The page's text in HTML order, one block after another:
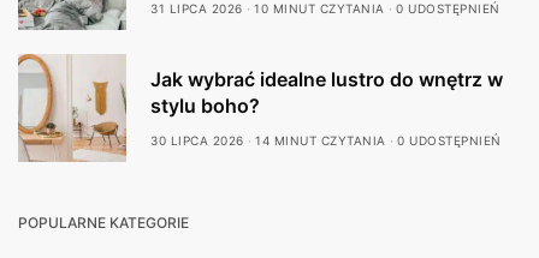
31 LIPCA 2026 10 MINUT CZYTANIA 0 UDOSTĘPNIEŃ
Jak wybrać idealne lustro do wnętrz w
stylu boho?
30 LIPCA 2026 14 MINUT CZYTANIA 0 UDOSTĘPNIEŃ
POPULARNE KATEGORIE